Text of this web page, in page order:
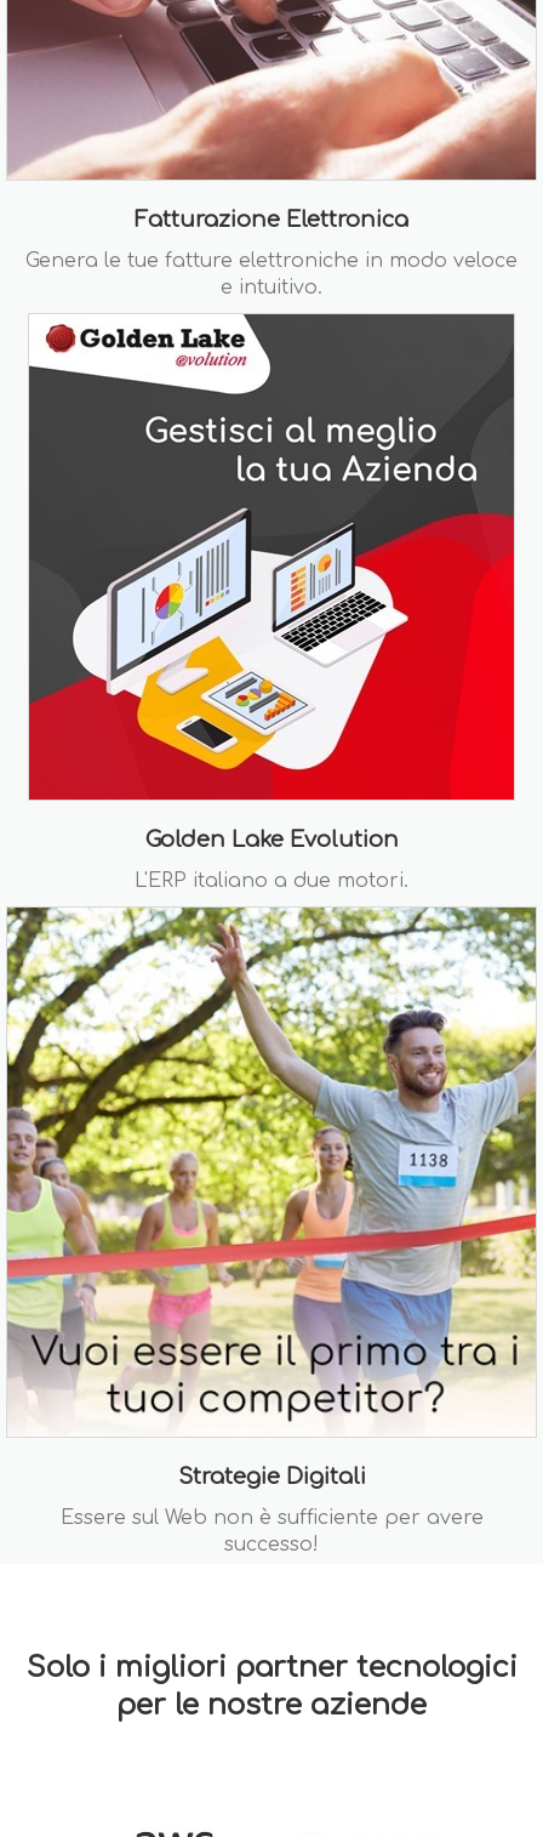
Fatturazione Elettronica
Genera le tue fatture elettroniche in modo veloce
e intuitivo.
Golden Lake Evolution
L'ERP italiano a due motori.
Strategie Digitali
Essere sul Web non è sufficiente per avere
successo!
Solo i migliori partner tecnologici
per le nostre aziende